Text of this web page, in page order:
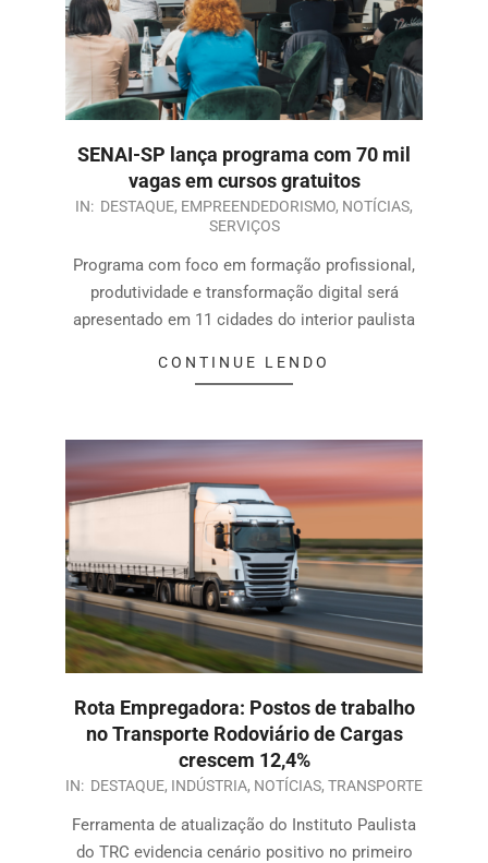
SENAI-SP lança programa com 70 mil
vagas em cursos gratuitos
IN: DESTAQUE, EMPREENDEDORISMO, NOTÍCIAS,
SERVIÇOS
Programa com foco em formação profissional,
produtividade e transformação digital será
apresentado em 11 cidades do interior paulista
CONTINUE LENDO
Rota Empregadora: Postos de trabalho
no Transporte Rodoviário de Cargas
crescem 12,4%
IN: DESTAQUE, INDÚSTRIA, NOTÍCIAS, TRANSPORTE
Ferramenta de atualização do Instituto Paulista
do TRC evidencia cenário positivo no primeiro